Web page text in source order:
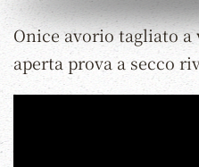
Onice avorio tagliato a
aperta prova a secco